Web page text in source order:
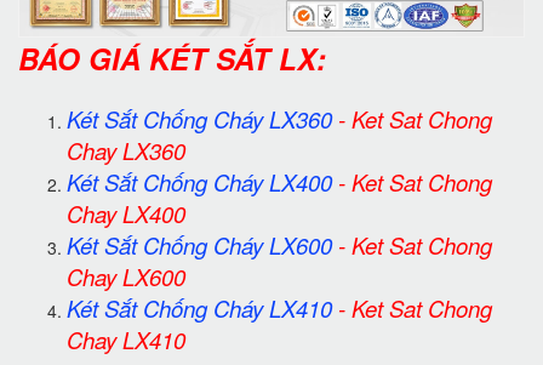
BÁO GIÁ KÉT SẮT LX:
Két Sắt Chống Cháy LX360-Ket Sat Chong
Chay LX360
Két Sắt Chống Cháy LX400-Ket Sat Chong
Chay LX400
Két Sắt Chống Cháy LX600-Ket Sat Chong
Chay LX600
Két Sắt Chống Cháy LX410-Ket Sat Chong
Chay LX410